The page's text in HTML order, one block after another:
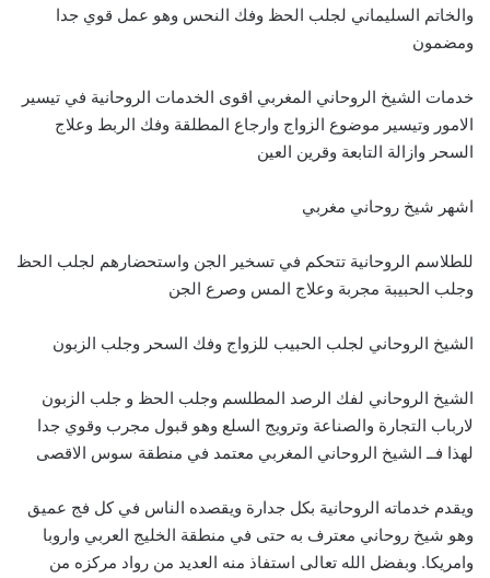
والخاتم السليماني لجلب الحظ وفك النحس وهو عمل قوي جدا
ومضمون
خدمات الشيخ الروحاني المغربي اقوى الخدمات الروحانية في تيسير
الامور وتيسير موضوع الزواج وارجاع المطلقة وفك الربط وعلاج
السحر وازالة التابعة وقرين العين
اشهر شيخ روحاني مغربي
للطلاسم الروحانية تتحكم في تسخير الجن واستحضارهم لجلب الحظ
وجلب الحبيبة مجربة وعلاج المس وصرع الجن
الشيخ الروحاني لجلب الحبيب للزواج وفك السحر وجلب الزبون
الشيخ الروحاني لفك الرصد المطلسم وجلب الحظ و جلب الزبون
لارباب التجارة والصناعة وترويج السلع وهو قبول مجرب وقوي جدا
لهذا فــ الشيخ الروحاني المغربي معتمد في منطقة سوس الاقصى
ويقدم خدماته الروحانية بكل جدارة ويقصده الناس في كل فج عميق
وهو شيخ روحاني معترف به حتى في منطقة الخليج العربي واروبا
وامريكا. وبفضل الله تعالى استفاذ منه العديد من رواد مركزه من